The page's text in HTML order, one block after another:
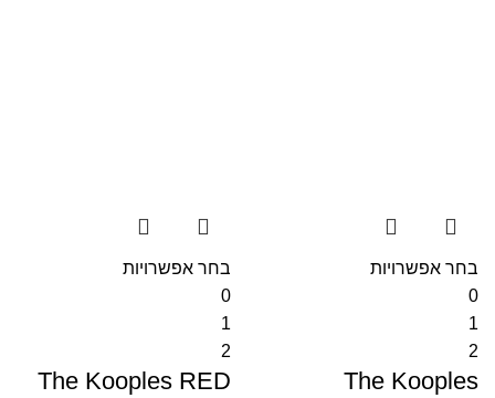
בחר אפשרויות
0
1
2
The Kooples
בחר אפשרויות
0
1
2
The Kooples RED